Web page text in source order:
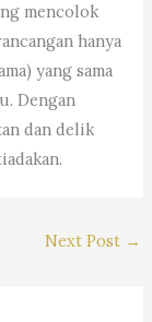
mencolok
hanya
yang sama
Dengan
dan delik
Next Post →